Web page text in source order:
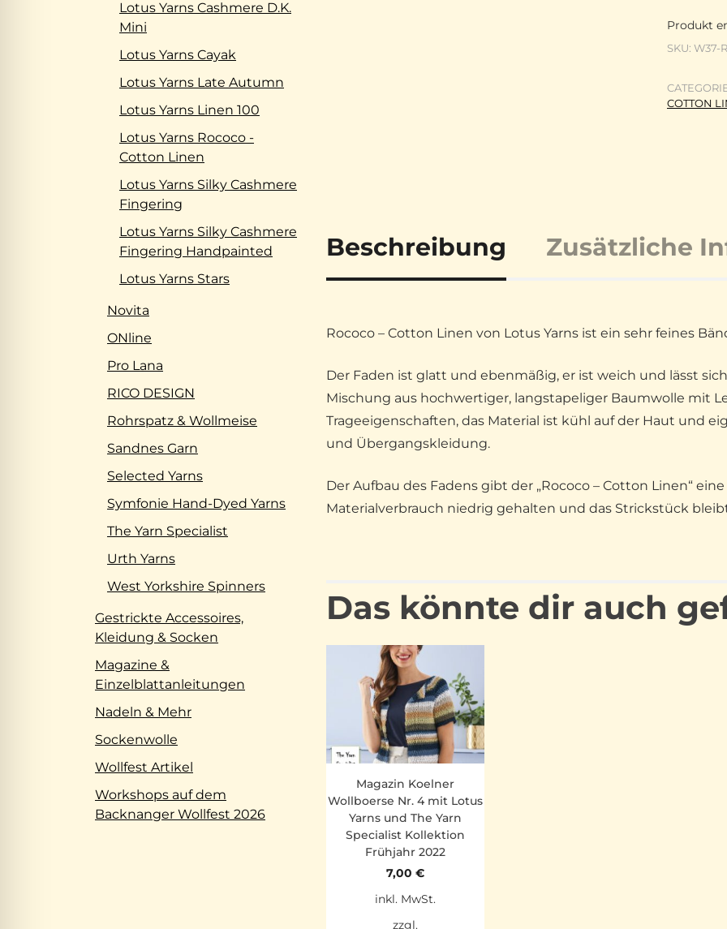
Produkt
SKU: W37-
COTTON
Beschreibung Zusätzliche
Rococo – Cotton Linen von Lotus Yarns ist ein sehr feines
Der Faden ist glatt und ebenmäßig, er ist weich und lässt
Mischung aus hochwertiger, langstapeliger Baumwolle mit
Trageeigenschaften, das Material ist kühl auf der Haut und
und Übergangskleidung.
Der Aufbau des Fadens gibt der „Rococo – Cotton Linen“
Materialverbrauch niedrig gehalten und das Strickstück
Das könnte dir auch
Magazin Koelner
Wollboerse Nr. 4 mit Lotus
Yarns und The Yarn
Specialist Kollektion
Frühjahr 2022
7,00 €
inkl. MwSt.
zzgl.
Lotus Yarns Cashmere D.K.
Mini
Lotus Yarns Cayak
Lotus Yarns Late Autumn
Lotus Yarns Linen 100
Lotus Yarns Rococo -
Cotton Linen
Lotus Yarns Silky Cashmere
Fingering
Lotus Yarns Silky Cashmere
Fingering Handpainted
Lotus Yarns Stars
Novita
ONline
Pro Lana
RICO DESIGN
Rohrspatz & Wollmeise
Sandnes Garn
Selected Yarns
Symfonie Hand-Dyed Yarns
The Yarn Specialist
Urth Yarns
West Yorkshire Spinners
Gestrickte Accessoires,
Kleidung & Socken
Magazine &
Einzelblattanleitungen
Nadeln & Mehr
Sockenwolle
Wollfest Artikel
Workshops auf dem
Backnanger Wollfest 2026